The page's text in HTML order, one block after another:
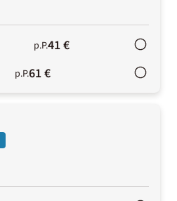
p.P.41 €
p.P.61 €